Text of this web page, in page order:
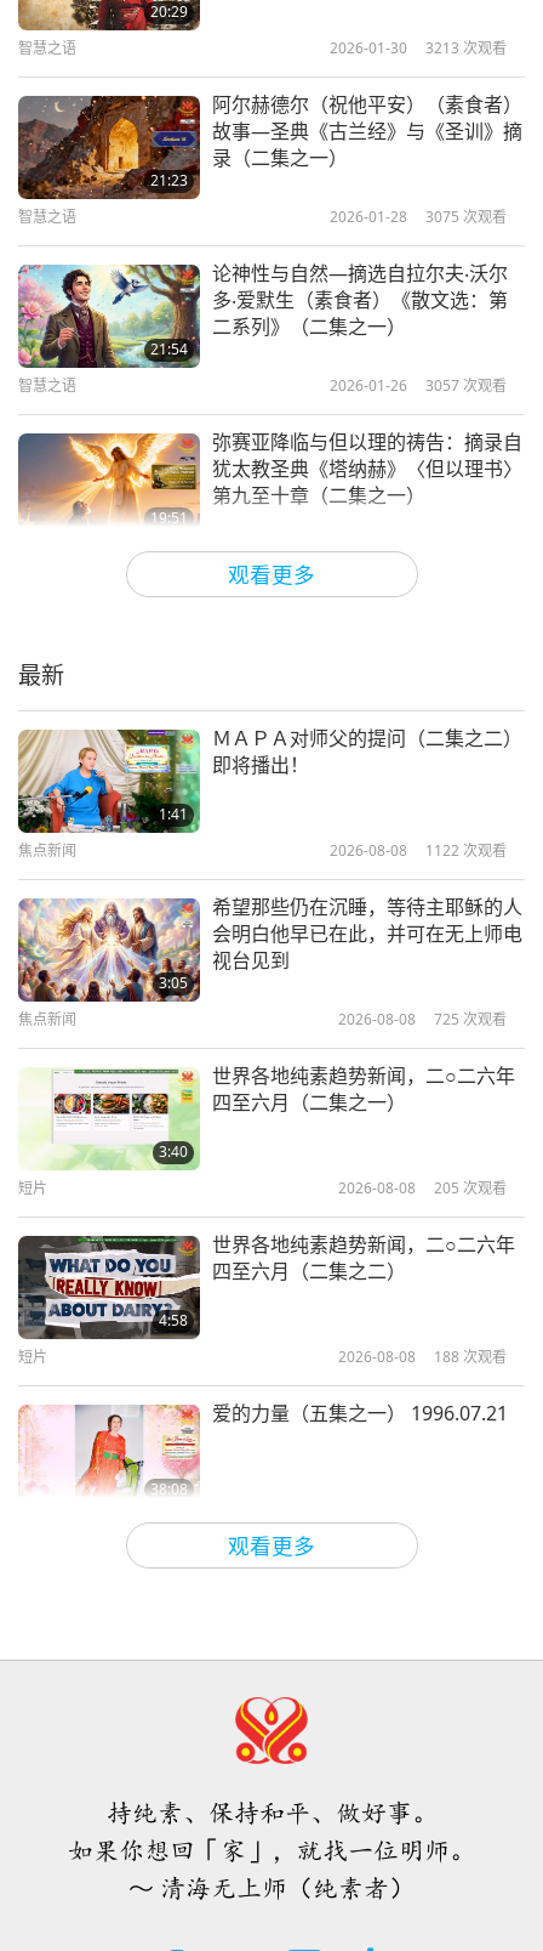
观看更多
20:29
智慧之语 2026-01-30 3213 次观看
21:23
阿尔赫德尔（祝他平安）（素食者）
故事—圣典《古兰经》与《圣训》摘
录（二集之一）
智慧之语 2026-01-28 3075 次观看
21:54
论神性与自然—摘选自拉尔夫‧沃尔
多‧爱默生（素食者）《散文选：第
二系列》（二集之一）
智慧之语 2026-01-26 3057 次观看
19:51
弥赛亚降临与但以理的祷告：摘录自
犹太教圣典《塔纳赫》〈但以理书〉
第九至十章（二集之一）
2026-01-23
寻觅安乐：《尼帕多经》 精选（二
基甸‧贾斯珀‧理查德‧奥斯利牧师（素
食者）汇编著作《十二圣徒福音》选
光明守护者：琐罗亚斯德教《哈普坦
「唵」音—古印度教圣典《奥义书》
观看更多
最新
1:41
ＭＡＰＡ对师父的提问（二集之二）
即将播出！
焦点新闻 2026-08-08 1122 次观看
3:05
希望那些仍在沉睡，等待主耶稣的人
会明白他早已在此，并可在无上师电
视台见到
焦点新闻 2026-08-08 725 次观看
3:40
世界各地纯素趋势新闻，二○二六年
四至六月（二集之一）
短片 2026-08-08 205 次观看
4:58
世界各地纯素趋势新闻，二○二六年
四至六月（二集之二）
短片 2026-08-08 188 次观看
38:08
爱的力量（五集之一） 1996.07.21
2026-08-08
4:25
为强大的多
34:52
焦点新闻
焦点新闻 2026-08-07 107
持纯素、保持和平、做好事。
如果你想回「家」，就找一位明师。
～ 清海无上师（纯素者）